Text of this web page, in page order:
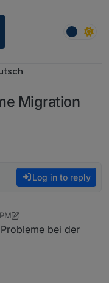
Migration
Log in to reply
2019, 12:18 AM
bei der